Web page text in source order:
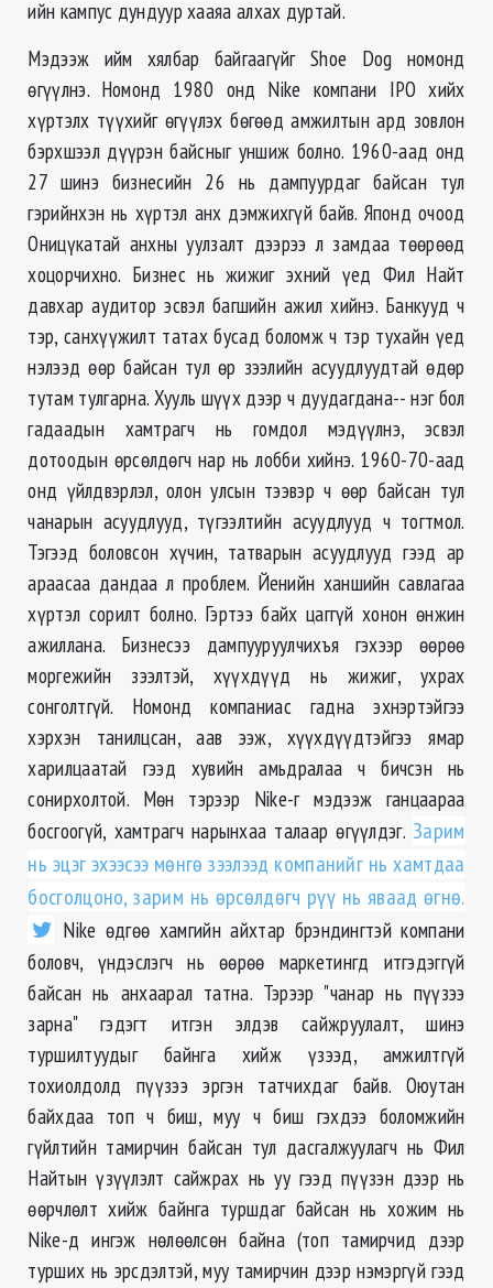
ийн кампус дундуур хааяа алхах дуртай.
Мэдээж ийм хялбар байгаагүйг Shoe Dog номонд
ѳгүүлнэ. Номонд 1980 онд Nike компани IPO хийх
хүртэлх түүхийг ѳгүүлэх бѳгѳѳд амжилтын ард зовлон
бэрхшээл дүүрэн байсныг уншиж болно. 1960-аад онд
27 шинэ бизнесийн 26 нь дампуурдаг байсан тул
гэрийнхэн нь хүртэл анх дэмжихгүй байв. Японд очоод
Оницүкатай анхны уулзалт дээрээ л замдаа тѳѳрѳѳд
хоцорчихно. Бизнес нь жижиг эхний үед Фил Найт
давхар аудитор эсвэл багшийн ажил хийнэ. Банкууд ч
тэр, санхүүжилт татах бусад боломж ч тэр тухайн үед
нэлээд ѳѳр байсан тул ѳр зээлийн асуудлуудтай ѳдѳр
тутам тулгарна. Хууль шүүх дээр ч дуудагдана-- нэг бол
гадаадын хамтрагч нь гомдол мэдүүлнэ, эсвэл
дотоодын ѳрсѳлдѳгч нар нь лобби хийнэ. 1960-70-аад
онд үйлдвэрлэл, олон улсын тээвэр ч ѳѳр байсан тул
чанарын асуудлууд, түгээлтийн асуудлууд ч тогтмол.
Тэгээд боловсон хүчин, татварын асуудлууд гээд ар
араасаа дандаа л проблем. Йенийн ханшийн савлагаа
хүртэл сорилт болно. Гэртээ байх цаггүй хонон ѳнжин
ажиллана. Бизнесээ дампууруулчихъя гэхээр ѳѳрѳѳ
моргежийн зээлтэй, хүүхдүүд нь жижиг, ухрах
сонголтгүй. Номонд компаниас гадна эхнэртэйгээ
хэрхэн танилцсан, аав ээж, хүүхдүүдтэйгээ ямар
харилцаатай гээд хувийн амьдралаа ч бичсэн нь
сонирхолтой. Мѳн тэрээр Nike-г мэдээж ганцаараа
босгоогүй, хамтрагч нарынхаа талаар ѳгүүлдэг. Зарим
нь эцэг эхээсээ мѳнгѳ зээлээд компанийг нь хамтдаа
босголцоно, зарим нь ѳрсѳлдѳгч рүү нь яваад ѳгнѳ.
Nike ѳдгѳѳ хамгийн айхтар брэндингтэй компани
боловч, үндэслэгч нь ѳѳрѳѳ маркетингд итгэдэггүй
байсан нь анхаарал татна. Тэрээр "чанар нь пүүзээ
зарна" гэдэгт итгэн элдэв сайжруулалт, шинэ
туршилтуудыг байнга хийж үзээд, амжилтгүй
тохиолдолд пүүзээ эргэн татчихдаг байв. Оюутан
байхдаа топ ч биш, муу ч биш гэхдээ боломжийн
гүйлтийн тамирчин байсан тул дасгалжуулагч нь Фил
Найтын үзүүлэлт сайжрах нь уу гээд пүүзэн дээр нь
ѳѳрчлѳлт хийж байнга туршдаг байсан нь хожим нь
Nike-д ингэж нѳлѳѳлсѳн байна (топ тамирчид дээр
турших нь эрсдэлтэй, муу тамирчин дээр нэмэргүй гээд